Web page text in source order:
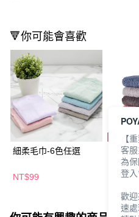
🔻你可能會喜歡
細柔毛巾-6色任選
NT$99
驚吸
任選
【
客
為
登
歡
速